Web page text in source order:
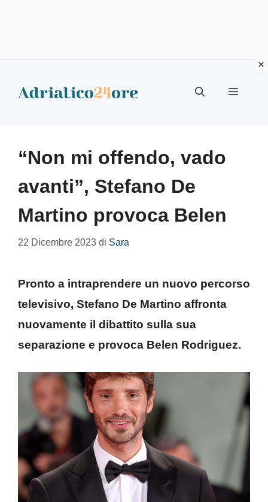
Menu
“Non mi offendo, vado
avanti”, Stefano De
Martino provoca Belen
22 Dicembre 2023 di Sara
Pronto a intraprendere un nuovo percorso
televisivo, Stefano De Martino affronta
nuovamente il dibattito sulla sua
separazione e provoca Belen Rodriguez.